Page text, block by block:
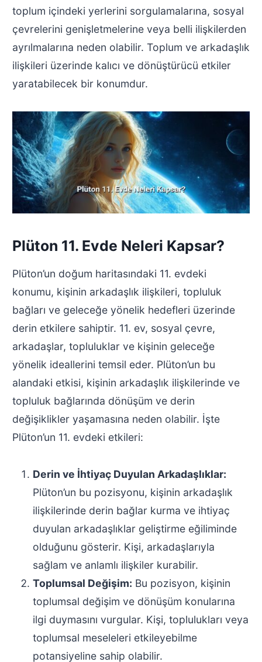
toplum içindeki yerlerini sorgulamalarına, sosyal
çevrelerini genişletmelerine veya belli ilişkilerden
ayrılmalarına neden olabilir. Toplum ve arkadaşlık
ilişkileri üzerinde kalıcı ve dönüştürücü etkiler
yaratabilecek bir konumdur.
Plüton 11. Evde Neleri Kapsar?
Plüton’un doğum haritasındaki 11. evdeki
konumu, kişinin arkadaşlık ilişkileri, topluluk
bağları ve geleceğe yönelik hedefleri üzerinde
derin etkilere sahiptir. 11. ev, sosyal çevre,
arkadaşlar, topluluklar ve kişinin geleceğe
yönelik ideallerini temsil eder. Plüton’un bu
alandaki etkisi, kişinin arkadaşlık ilişkilerinde ve
topluluk bağlarında dönüşüm ve derin
değişiklikler yaşamasına neden olabilir. İşte
Plüton’un 11. evdeki etkileri:
Derin ve İhtiyaç Duyulan Arkadaşlıklar:
Plüton’un bu pozisyonu, kişinin arkadaşlık
ilişkilerinde derin bağlar kurma ve ihtiyaç
duyulan arkadaşlıklar geliştirme eğiliminde
olduğunu gösterir. Kişi, arkadaşlarıyla
sağlam ve anlamlı ilişkiler kurabilir.
Toplumsal Değişim: Bu pozisyon, kişinin
toplumsal değişim ve dönüşüm konularına
ilgi duymasını vurgular. Kişi, toplulukları veya
toplumsal meseleleri etkileyebilme
potansiyeline sahip olabilir.